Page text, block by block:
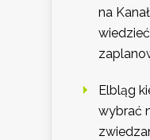
na
Elbląg
wybrać